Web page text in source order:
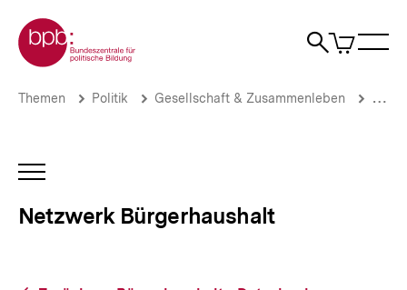
zum
Seiteninhalt
springen
Zur Startseite der bpb
Suche
Artikel
im
Kirchhundem
bpb.de
Brotkrümelnavigation
Pfadnavigation
Themen Politik Gesellschaft & Zusammenleben
INHALTSNAVIGATION
Netzwerk Bürgerhaushalt